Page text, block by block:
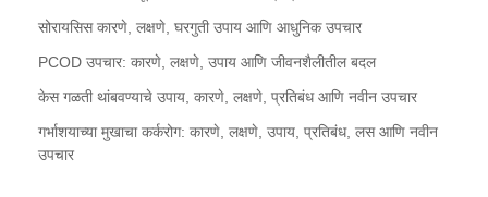
सोरायसिस कारणे, लक्षणे, घरगुती उपाय आणि आधुनिक उपचार
PCOD उपचार: कारणे, लक्षणे, उपाय आणि जीवनशैलीतील बदल
केस गळती थांबवण्याचे उपाय, कारणे, लक्षणे, प्रतिबंध आणि नवीन उपचार
गर्भाशयाच्या मुखाचा कर्करोग: कारणे, लक्षणे, उपाय, प्रतिबंध, लस आणि नवीन
उपचार